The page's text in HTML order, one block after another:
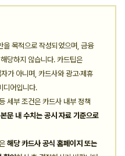
을 목적으로 작성되었으며, 금융
당하지 않습니다. 카드팁은
자가 아니며, 카드사와 광고·제휴
디어입니다.
세부 조건은 카드사 내부 정책
본문 내 수치는 공시 자료 기준으로
해당 카드사 공식 홈페이지 또는